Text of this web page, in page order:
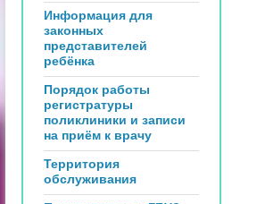
Информация для
законных
представителей
ребёнка
Порядок работы
регистратуры
поликлиники и записи
на приём к врачу
Территория
обслуживания